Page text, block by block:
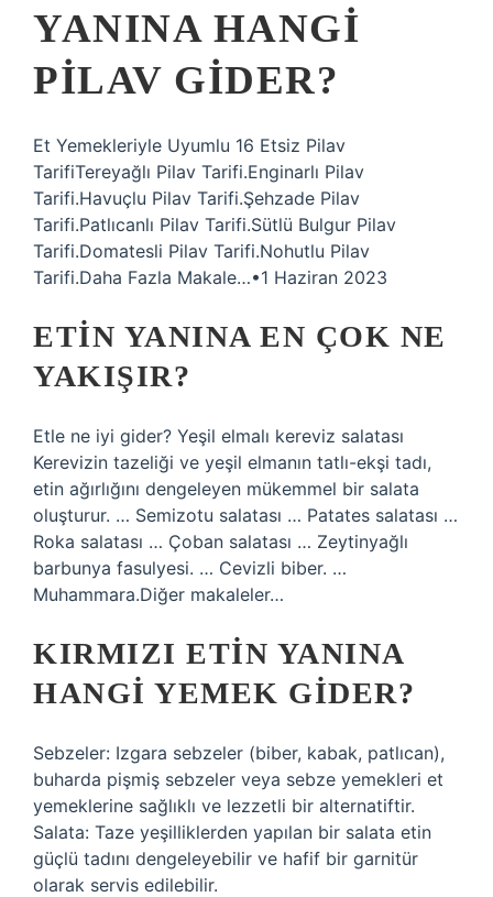
YANINA HANGI
PILAV GIDER?
Et Yemekleriyle Uyumlu 16 Etsiz Pilav
TarifiTereyağlı Pilav Tarifi.Enginarlı Pilav
Tarifi.Havuçlu Pilav Tarifi.Şehzade Pilav
Tarifi.Patlıcanlı Pilav Tarifi.Sütlü Bulgur Pilav
Tarifi.Domatesli Pilav Tarifi.Nohutlu Pilav
Tarifi.Daha Fazla Makale…•1 Haziran 2023
ETIN YANINA EN ÇOK NE
YAKIŞIR?
Etle ne iyi gider? Yeşil elmalı kereviz salatası
Kerevizin tazeliği ve yeşil elmanın tatlı-ekşi tadı,
etin ağırlığını dengeleyen mükemmel bir salata
oluşturur. … Semizotu salatası … Patates salatası …
Roka salatası … Çoban salatası … Zeytinyağlı
barbunya fasulyesi. … Cevizli biber. …
Muhammara.Diğer makaleler…
KIRMIZI ETIN YANINA
HANGI YEMEK GIDER?
Sebzeler: Izgara sebzeler (biber, kabak, patlıcan),
buharda pişmiş sebzeler veya sebze yemekleri et
yemeklerine sağlıklı ve lezzetli bir alternatiftir.
Salata: Taze yeşilliklerden yapılan bir salata etin
güçlü tadını dengeleyebilir ve hafif bir garnitür
olarak servis edilebilir.